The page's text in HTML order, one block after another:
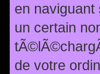
en naviguant
un certain
de votre